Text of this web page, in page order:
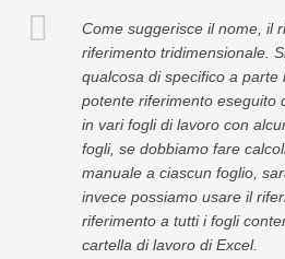
Come suggerisce il nome, il
riferimento tridimensionale.
qualcosa di specifico a parte
potente riferimento eseguito
in vari fogli di lavoro con
fogli, se dobbiamo fare
manuale a ciascun foglio,
invece possiamo usare il
riferimento a tutti i fogli
cartella di lavoro di Excel.